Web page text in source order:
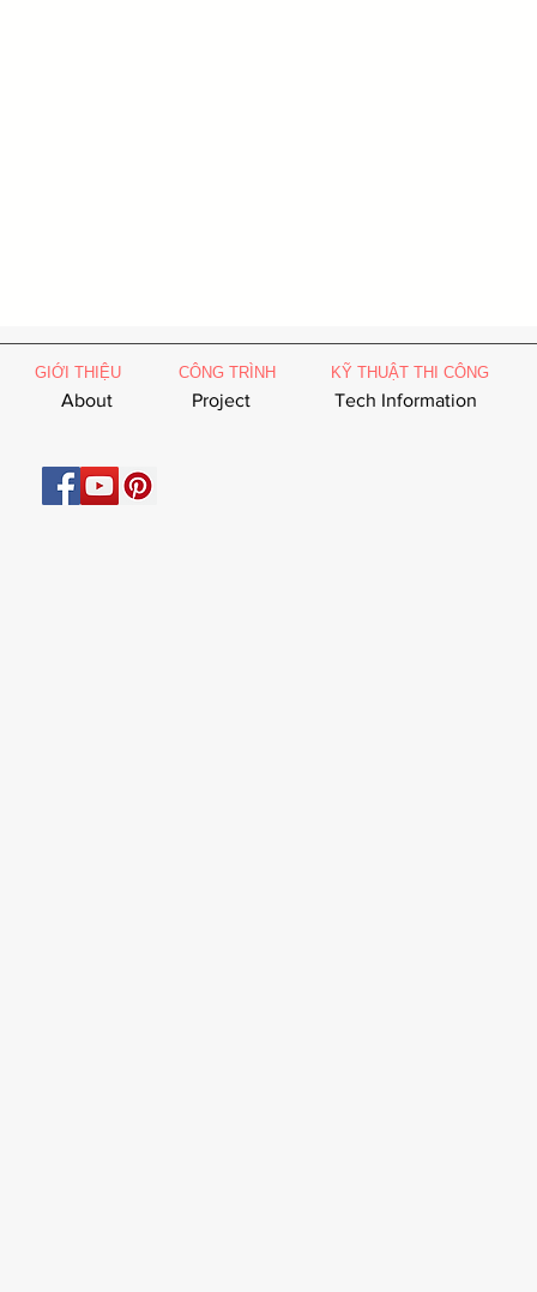
CÔNG TRÌNH KỸ THUẬT THI CÔNG
GIỚI THIỆU
About Project Tech Information